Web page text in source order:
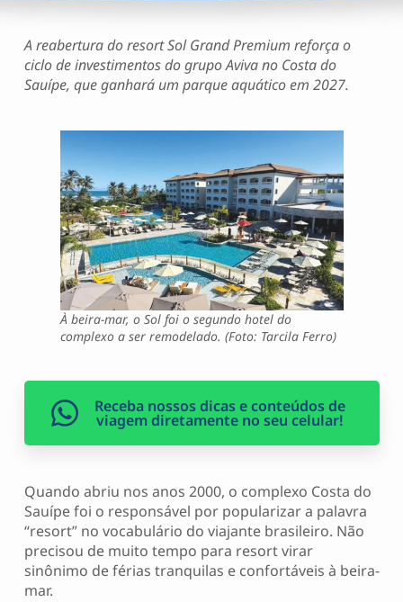
A reabertura do resort Sol Grand Premium reforça o
ciclo de investimentos do grupo Aviva no Costa do
Sauípe, que ganhará um parque aquático em 2027.
À beira-mar, o Sol foi o segundo hotel do
complexo a ser remodelado. (Foto: Tarcila Ferro)
Receba nossos dicas e conteúdos de
viagem diretamente no seu celular!
Quando abriu nos anos 2000, o complexo Costa do
Sauípe foi o responsável por popularizar a palavra
“resort” no vocabulário do viajante brasileiro. Não
precisou de muito tempo para resort virar
sinônimo de férias tranquilas e confortáveis à beira-
mar.